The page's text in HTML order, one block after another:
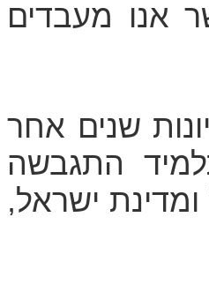
אנו מעבדים
שנים אחר
התגבשה
ישראל,